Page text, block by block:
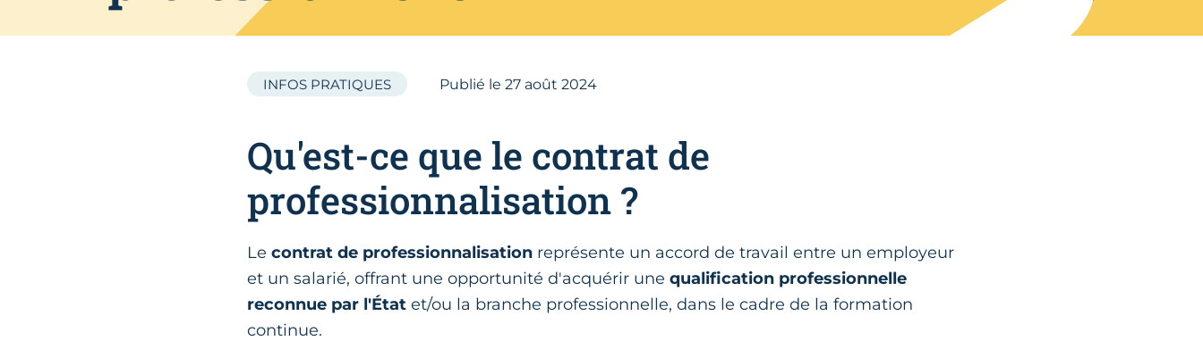
INFOS PRATIQUES Publié le27 août 2024
Qu'est-ce que le contrat de
professionnalisation ?
Lecontrat de professionnalisation représente un accord de travail entre un employeur
et un salarié, offrant une opportunité d'acquérir unequalification professionnelle
reconnue par l'État et/ou la branche professionnelle, dans le cadre de la formation
continue.